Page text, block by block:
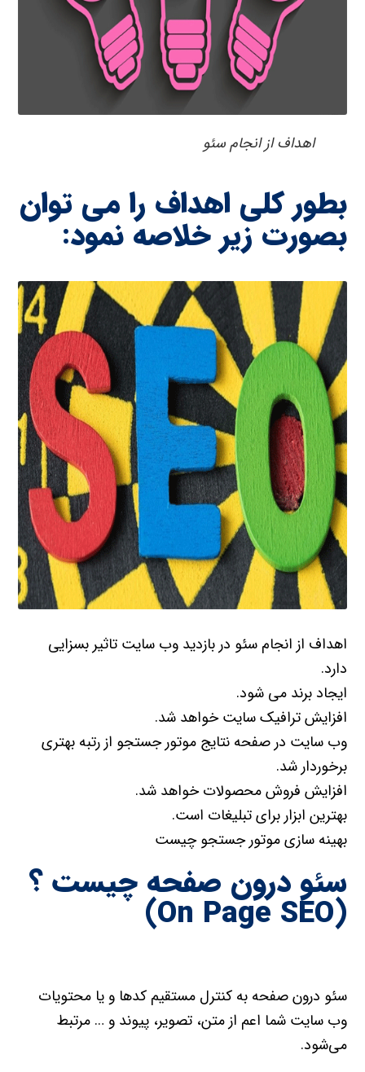
اهداف از انجام سئو
بطور کلی اهداف را می توان
بصورت زیر خلاصه نمود:
اهداف از انجام سئو در بازدید وب سایت تاثیر بسزایی
دارد.
ایجاد برند می شود.
افزایش ترافیک سایت خواهد شد.
وب سایت در صفحه نتایج موتور جستجو از رتبه بهتری
برخوردار شد.
افزایش فروش محصولات خواهد شد.
بهترین ابزار برای تبلیغات است.
بهینه سازی موتور جستجو چیست
سئو درون صفحه چیست ؟
(On Page SEO)
سئو درون صفحه به کنترل مستقيم کدها و يا محتويات
وب سايت شما اعم از متن، تصوير، پيوند و … مرتبط
مي‌شود.